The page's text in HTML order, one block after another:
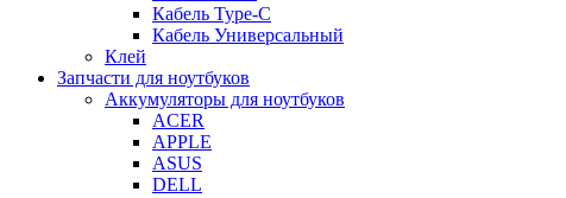
Кабель Type-C
Кабель Универсальный
Клей
Запчасти для ноутбуков
Аккумуляторы для ноутбуков
ACER
APPLE
ASUS
DELL